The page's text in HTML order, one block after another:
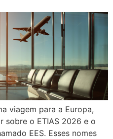
viagem para a Europa,
sobre o ETIAS 2026 e o
EES. Esses nomes